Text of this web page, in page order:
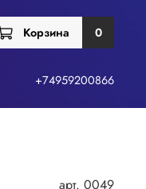
Корзина 0
+74959200866
арт. 0049